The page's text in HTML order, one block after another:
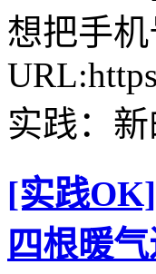
想把手
实践：
[实践
四根暖